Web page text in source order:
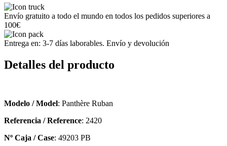
Envío gratuito a todo el mundo en todos los pedidos superiores a
100€
Entrega en: 3-7 días laborables. Envío y devolución
Detalles del producto
Modelo / Model: Panthère Ruban
Referencia / Reference: 2420
Nº Caja / Case: 49203 PB